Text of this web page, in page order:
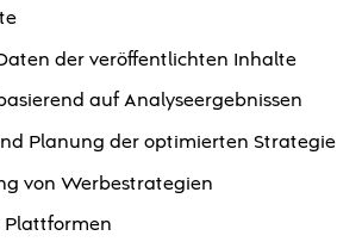
der veröffentlichten Inhalte
auf Analyseergebnissen
Planung der optimierten Strategie
von Werbestrategien